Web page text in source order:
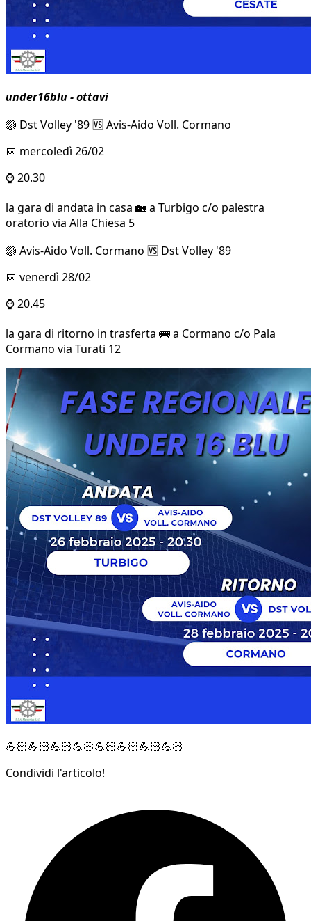
under16blu - ottavi
🏐 Dst Volley '89 🆚 Avis-Aido Voll. Cormano
📅 mercoledì 26/02
⌚ 20.30
la gara di andata in casa 🏡 a Turbigo c/o palestra
oratorio via Alla Chiesa 5
🏐 Avis-Aido Voll. Cormano 🆚 Dst Volley '89
📅 venerdì 28/02
⌚ 20.45
la gara di ritorno in trasferta 🚌 a Cormano c/o Pala
Cormano via Turati 12
💪🏻💪🏻💪🏻💪🏻💪🏻💪🏻💪🏻💪🏻
Condividi l'articolo!